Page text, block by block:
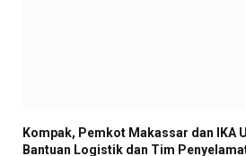
Kompak, Pemkot Makassar dan IKA
Bantuan Logistik dan Tim